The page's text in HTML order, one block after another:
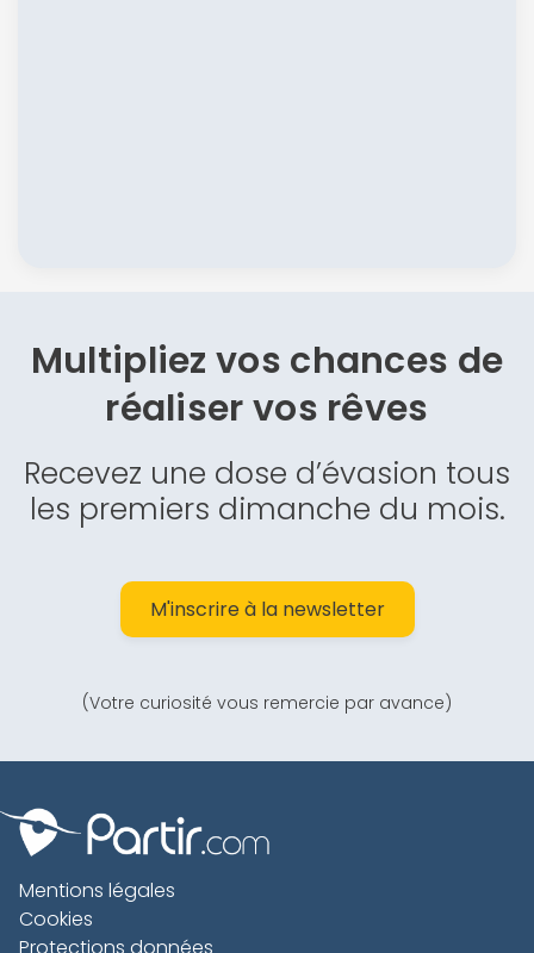
Multipliez vos chances de
réaliser vos rêves
Recevez une dose d’évasion tous
les premiers dimanche du mois.
M'inscrire à la newsletter
(Votre curiosité vous remercie par avance)
Mentions légales
Cookies
Protections données